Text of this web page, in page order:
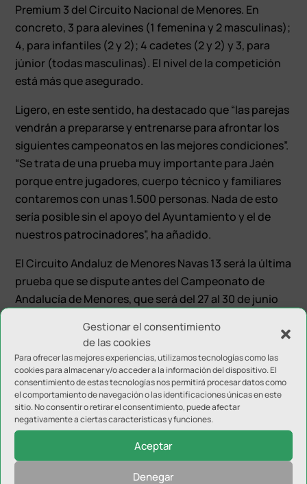
Gestionar el consentimiento
de las cookies
Para ofrecer las mejores experiencias, utilizamos tecnologías como las
cookies para almacenar y/o acceder a la información del dispositivo. El
consentimiento de estas tecnologías nos permitirá procesar datos como
el comportamiento de navegación o las identificaciones únicas en este
sitio. No consentir o retirar el consentimiento, puede afectar
negativamente a ciertas características y funciones.
Aceptar
Denegar
Premium 3 del Circuito Nacional de Menores. En
concreto, 3 para alevines (1 femenina y 2 masculinas);
4, para infantiles (2 y 2); 4 cadetes (2 y 2) y 3, para
júnior (todas masculinas). El nivel de la competición
está más que asegurado.
Ligero, en este sentido, ha destacado que “las parejas
vendrán a prepararse y entrenarse para afrontar los
siguientes campeonatos en las mejores condiciones”.
“Se trata de una prueba muy importante para Jaén
porque entre jugadores, cuerpo técnico y familiares
contaremos con unas 1.500 personas. Nada de esto
sería posible sin el apoyo del Ayuntamiento y el de
nuestros patrocinadores”, ha añadido.
El Circuito Andaluz de Menores Navas 13 será la última
prueba que se dispute antes del Campeonato de
Andalucía de Menores, que será del 27 al 30 de junio
celebración de dos citas más y después se disputará
un Máster final, que servirá para cerrar el año y que se
celebrará también aquí en la capital.